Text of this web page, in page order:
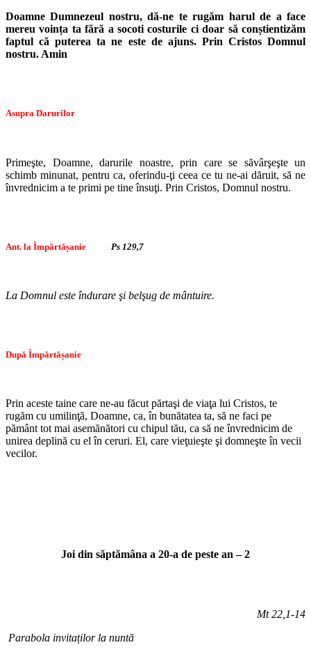
Doamne Dumnezeul nostru, dă-ne te rugăm harul de a face
mereu voința ta fără a socoti costurile ci doar să conștientizăm
faptul că puterea ta ne este de ajuns. Prin Cristos Domnul
nostru. Amin
Asupra Darurilor
Primeşte, Doamne, darurile noastre, prin care se săvârşeşte un
schimb minunat, pentru ca, oferindu-ţi ceea ce tu ne-ai dăruit, să ne
învrednicim a te primi pe tine însuţi. Prin Cristos, Domnul nostru.
Ant. la Împărtășanie Ps 129,7
La Domnul este îndurare şi belşug de mântuire.
După Împărtășanie
Prin aceste taine care ne-au făcut părtaşi de viaţa lui Cristos, te
rugăm cu umilinţă, Doamne, ca, în bunătatea ta, să ne faci pe
pământ tot mai asemănători cu chipul tău, ca să ne învrednicim de
unirea deplină cu el în ceruri. El, care vieţuieşte şi domneşte în vecii
vecilor.
Joi din săptămâna a 20-a de peste an – 2
Mt 22,1-14
Parabola invitaților la nuntă